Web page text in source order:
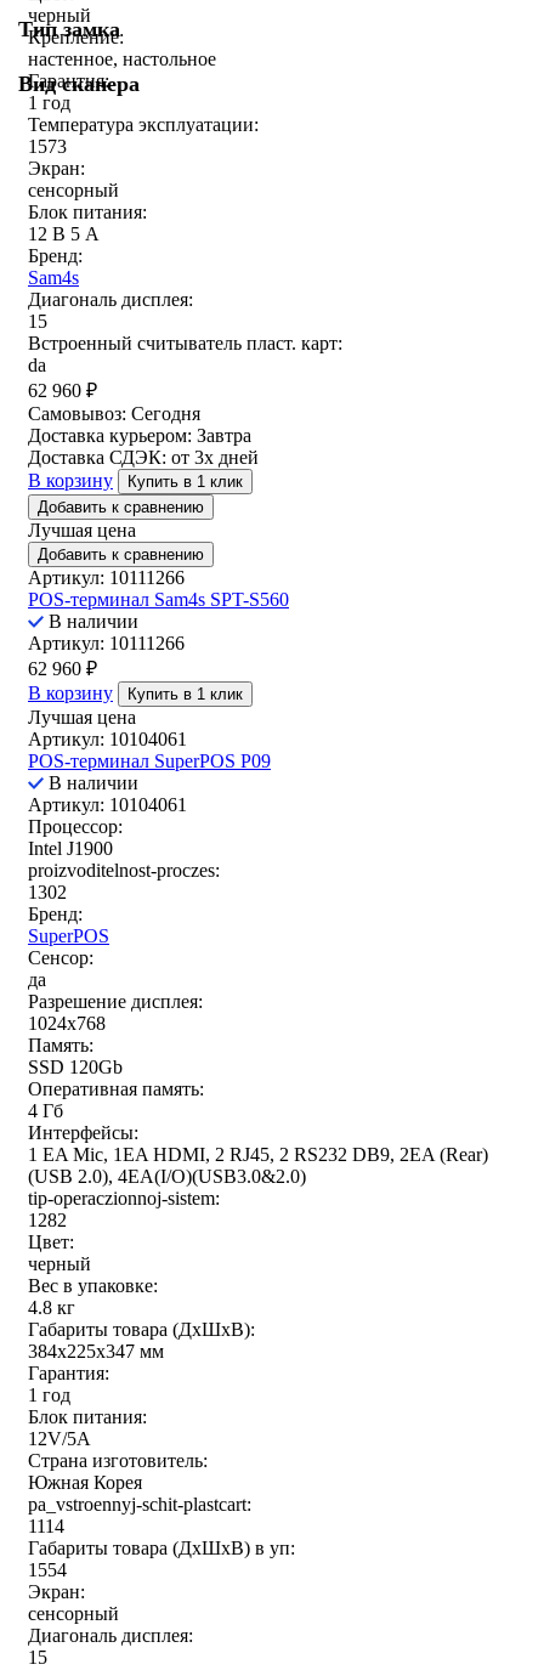
Тип замка
Вид сканера
черный
Крепление:
настенное, настольное
Гарантия:
1 год
Температура эксплуатации:
1573
Экран:
сенсорный
Блок питания:
12 В 5 А
Бренд:
Sam4s
Диагональ дисплея:
15
Встроенный считыватель пласт. карт:
da
62 960 ₽
Самовывоз: Сегодня
Доставка курьером: Завтра
Доставка СДЭК: от 3х дней
В корзину
Купить в 1 клик
Добавить к сравнению
Лучшая цена
Добавить к сравнению
Артикул: 10111266
POS-терминал Sam4s SPT-S560
В наличии
Артикул: 10111266
62 960 ₽
В корзину
Купить в 1 клик
Лучшая цена
Артикул: 10104061
POS-терминал SuperPOS P09
В наличии
Артикул: 10104061
Процессор:
Intel J1900
proizvoditelnost-proczes:
1302
Бренд:
SuperPOS
Сенсор:
да
Разрешение дисплея:
1024x768
Память:
SSD 120Gb
Оперативная память:
4 Гб
Интерфейсы:
1 EA Mic, 1EA HDMI, 2 RJ45, 2 RS232 DB9, 2EA (Rear)
(USB 2.0), 4EA(I/O)(USB3.0&2.0)
tip-operaczionnoj-sistem:
1282
Цвет:
черный
Вес в упаковке:
4.8 кг
Габариты товара (ДxШxВ):
384x225x347 мм
Гарантия:
1 год
Блок питания:
12V/5A
Страна изготовитель:
Южная Корея
pa_vstroennyj-schit-plastcart:
1114
Габариты товара (ДxШxВ) в уп:
1554
Экран:
сенсорный
Диагональ дисплея:
15